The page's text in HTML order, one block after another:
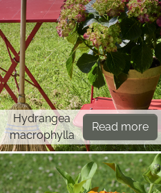
Hydrangea
macrophylla
Read more